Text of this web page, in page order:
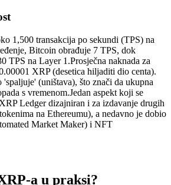
1,500 transakcija po sekundi (TPS) na
Bitcoin obrađuje 7 TPS, dok
TPS na Layer 1.Prosječna naknada za
XRP (desetica hiljaditi dio centa).
'spaljuje' (uništava), što znači da ukupna
s vremenom.Jedan aspekt koji se
Ledger dizajniran i za izdavanje drugih
na Ethereumu), a nedavno je dobio
Market Maker) i NFT
a u praksi?